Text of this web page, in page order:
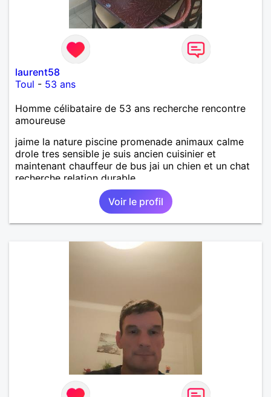
laurent58
Toul - 53 ans
Homme célibataire de 53 ans recherche rencontre
amoureuse
jaime la nature piscine promenade animaux calme
drole tres sensible je suis ancien cuisinier et
maintenant chauffeur de bus jai un chien et un chat
recherche relation durable
Voir le profil